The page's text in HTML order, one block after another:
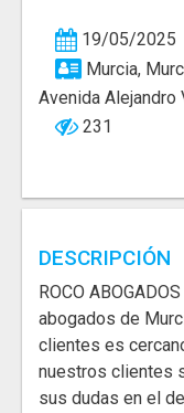
Publica Tu
Buscar
19/05/2025
Murcia,
Avenida Alejandro
231
DESCRIPCIÓN
ROCO
abogados de
clientes es
nuestros clientes
sus dudas en el